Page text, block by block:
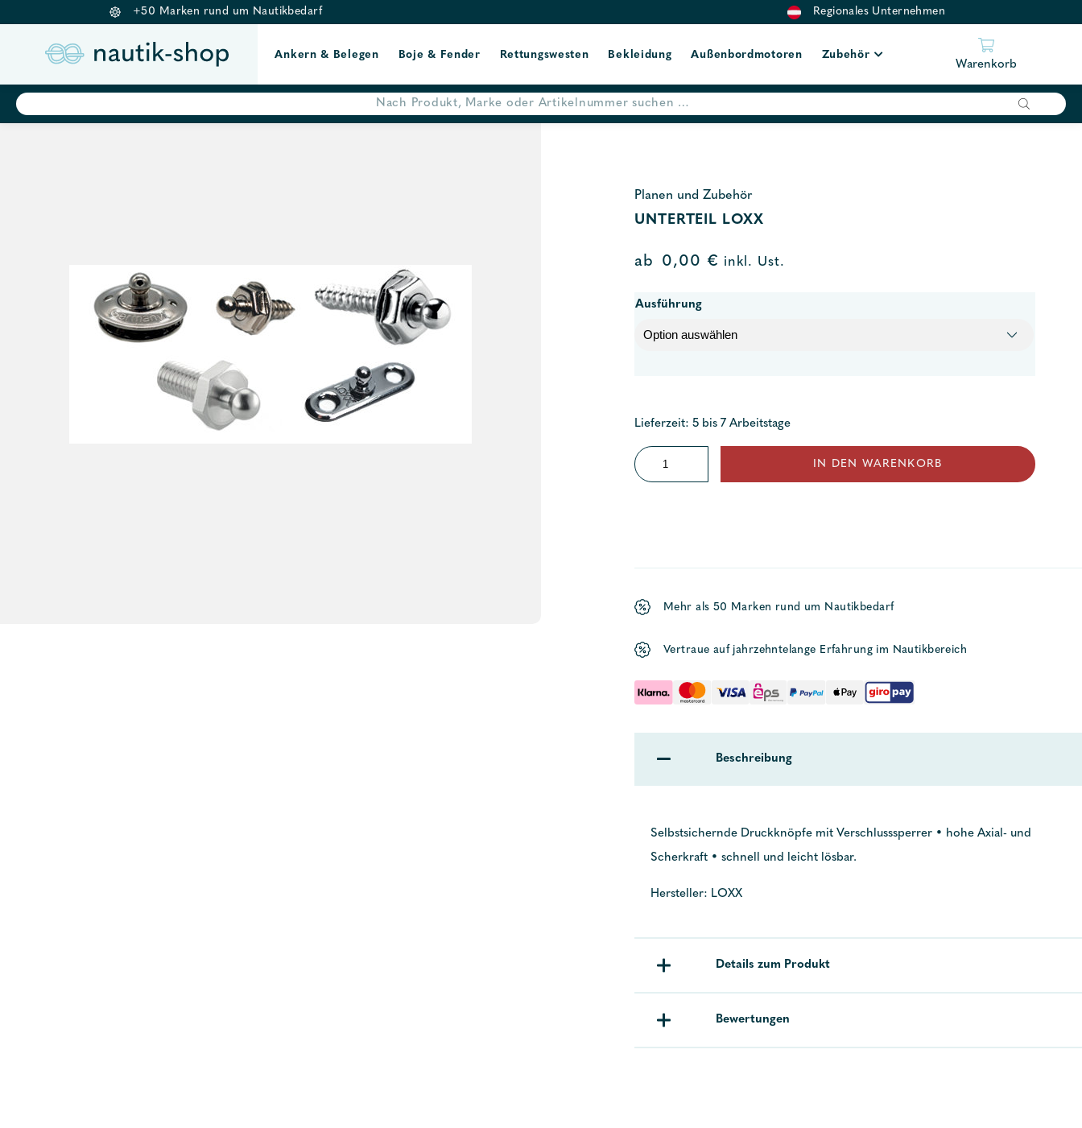
Springe
+50 Marken rund um Nautikbedarf Regionales Unternehmen
Ankern & Belegen Boje & Fender Rettungswesten Bekleidung Außenbordmotoren
Zubehör
Warenkorb
Products
search
Planen und Zubehör
UNTERTEIL LOXX
ab 0,00 € inkl. Ust.
Ausführung
Lieferzeit: 5 bis 7 Arbeitstage
Unterteil
LOXX
IN DEN WARENKORB
Mehr als 50 Marken rund um Nautikbedarf
Vertraue auf jahrzehntelange Erfahrung im Nautikbereich
Beschreibung
Selbstsichernde Druckknöpfe mit Verschlusssperrer • hohe Axial- und
Scherkraft • schnell und leicht lösbar.
Hersteller: LOXX
Details zum Produkt
Bewertungen